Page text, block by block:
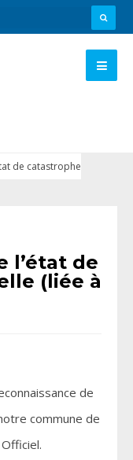
de catastrophe
l’état de
(liée à
de
commune de